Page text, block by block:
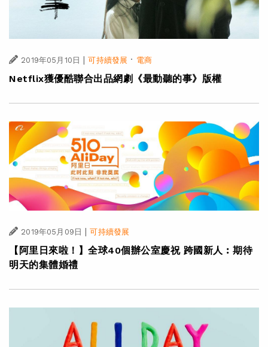
2019年05月10日 | 可持續發展 · 電商
Netflix獲優酷聯合出品網劇《最動聽的事》版權
2019年05月09日 | 可持續發展
【阿里日來啦！】全球40個辦公室慶祝 跨國新人︰期待
明天的集體婚禮